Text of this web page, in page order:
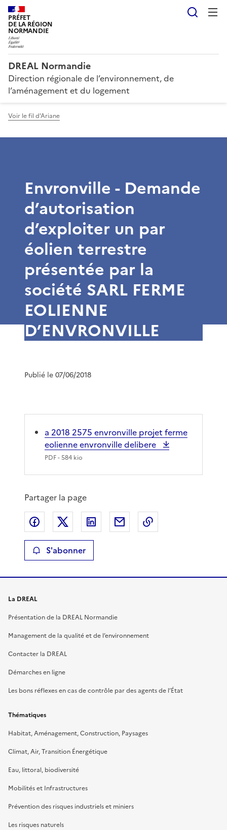
PRÉFET
DE LA RÉGION
NORMANDIE
DREAL Normandie
Direction régionale de l’environnement, de
l’aménagement et du logement
Voir le fil d'Ariane
Envronville - Demande
d’autorisation
d’exploiter un par
éolien terrestre
présentée par la
société SARL FERME
EOLIENNE
D’ENVRONVILLE
Publié le 07/06/2018
a 2018 2575 envronville projet ferme
eolienne envronville delibere
PDF- 584 kio
Partager la page
Partager sur Facebook
Partager sur XPartager sur LinkedIn
Partager par email
S'abonner
La DREAL
Présentation de la DREAL Normandie
Management de la qualité et de l’environnement
Contacter la DREAL
Démarches en ligne
Les bons réflexes en cas de contrôle par des agents de l’État
Thématiques
Habitat, Aménagement, Construction, Paysages
Climat, Air, Transition Énergétique
Eau, littoral, biodiversité
Mobilités et Infrastructures
Prévention des risques industriels et miniers
Les risques naturels